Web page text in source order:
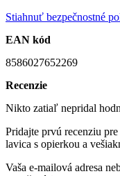
Stiahnuť bezpečnostné
EAN kód
8586027652269
Recenzie
Nikto zatiaľ nepridal
Pridajte prvú recenziu
lavica s opierkou a
Vaša e-mailová adresa